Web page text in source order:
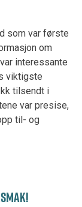
som var første
om
interessante
viktigste
tilsendt i
var presise,
til- og